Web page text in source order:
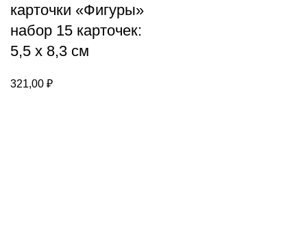
карточки «Фигуры»
набор 15 карточек:
5,5 х 8,3 см
321,00 ₽